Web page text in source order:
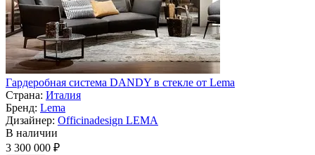
Гардеробная система DANDY в стекле от Lema
Страна: Италия
Бренд: Lema
Дизайнер: Officinadesign LEMA
В наличии
3 300 000 ₽